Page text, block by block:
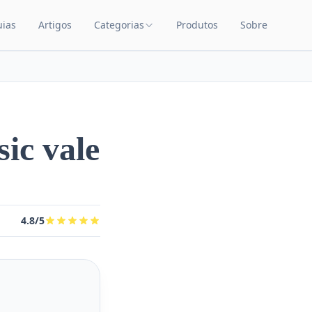
Artigos Categorias
Carrinhos de Bebê
Produtos Sobre
vale
4.8/5